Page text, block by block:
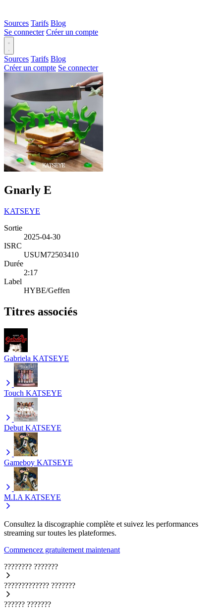
Sources Tarifs Blog
Se connecter Créer un compte
Sources Tarifs Blog
Créer un compte Se connecter
Gnarly E
KATSEYE
Sortie
2025-04-30
ISRC
USUM72503410
Durée
2:17
Label
HYBE/Geffen
Titres associés
Gabriela KATSEYE
Touch KATSEYE
Debut KATSEYE
Gameboy KATSEYE
M.I.A KATSEYE
Consultez la discographie complète et suivez les performances
streaming sur toutes les plateformes.
Commencez gratuitement maintenant
???????? ???????
????????????? ???????
?????? ???????